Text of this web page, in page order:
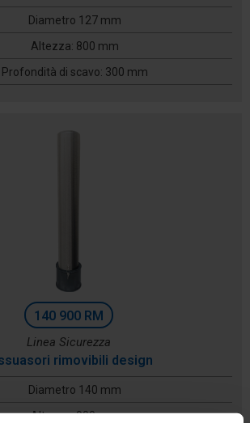
Diametro 127 mm
Altezza: 800 mm
Profondità di scavo: 300 mm
140 900 RM
Linea Sicurezza
rimovibili design
Diametro 140 mm
Altezza: 900 mm